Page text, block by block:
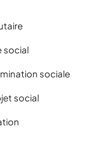
social
sociale
social